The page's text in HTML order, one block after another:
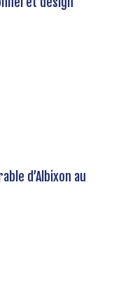
d’Albixon au